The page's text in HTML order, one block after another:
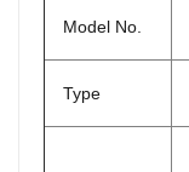
Model No.
Type